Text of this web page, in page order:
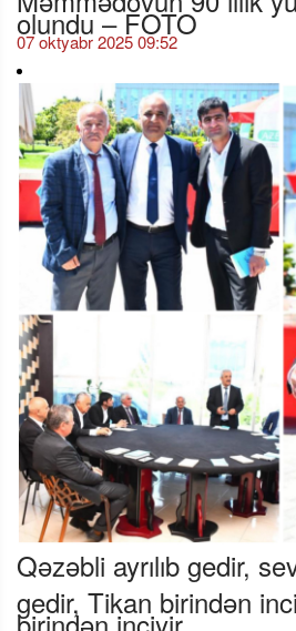
olundu – FOTO
07 oktyabr 2025 09:52
Qəzəbli ayrılıb gedir,
gedir, Tikan birindən
birindən inciyir.